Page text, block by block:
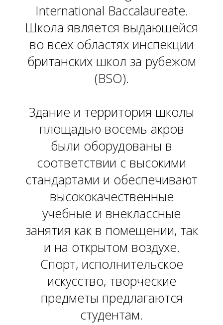
О
International Baccalaureate.
Школа является выдающейся
во всех областях инспекции
британских школ за рубежом
(BSO).
Здание и территория школы
площадью восемь акров
были оборудованы в
соответствии с высокими
стандартами и обеспечивают
высококачественные
учебные и внеклассные
занятия как в помещении, так
и на открытом воздухе.
Спорт, исполнительское
искусство, творческие
предметы предлагаются
студентам.